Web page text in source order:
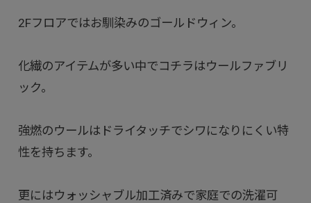
2Fフロアではお馴染みのゴールドウィン。
化繊のアイテムが多い中でコチラはウールファブリ
ック。
強燃のウールはドライタッチでシワになりにくい特
性を持ちます。
更にはウォッシャブル加工済みで家庭での洗濯可